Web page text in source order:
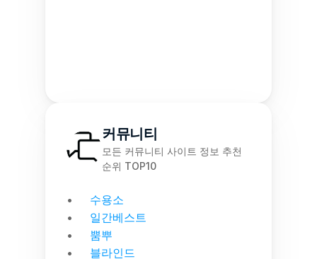
커뮤니티
모든 커뮤니티 사이트 정보 추천
순위 TOP10
수용소
일간베스트
뿜뿌
블라인드